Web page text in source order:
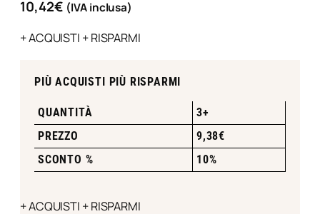
10,42€ (IVA inclusa)
+ ACQUISTI + RISPARMI
PIÙ ACQUISTI PIÙ RISPARMI
QUANTITÀ
3+
PREZZO
9,38€
SCONTO %
10%
+ ACQUISTI + RISPARMI